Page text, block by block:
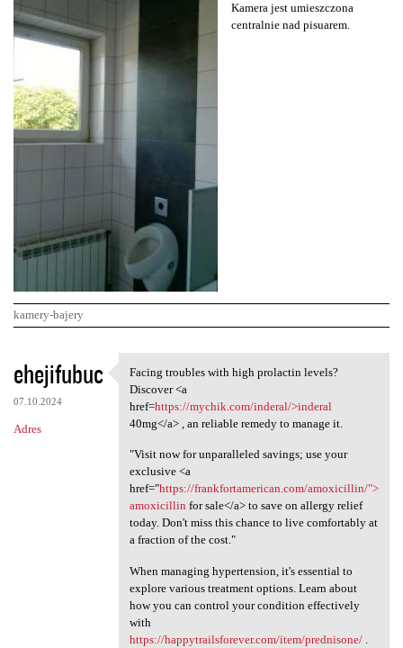
Kamera jest umieszczona
centralnie nad pisuarem.
kamery-bajery
K
o
m
e
ehejifubuc
07.10.2024
Adres
Facing troubles with high
Facing troubles with high prolactin levels?
Discover <a
href=https://mychik.com/inderal/>inderal
40mg</a> , an reliable remedy to manage it.
"Visit now for unparalleled savings; use your
exclusive <a
href="https://frankfortamerican.com/amoxicillin/">
amoxicillin for sale</a> to save on allergy relief
today. Don't miss this chance to live comfortably at
a fraction of the cost."
When managing hypertension, it's essential to
explore various treatment options. Learn about
how you can control your condition effectively
with
https://happytrailsforever.com/item/prednisone/.